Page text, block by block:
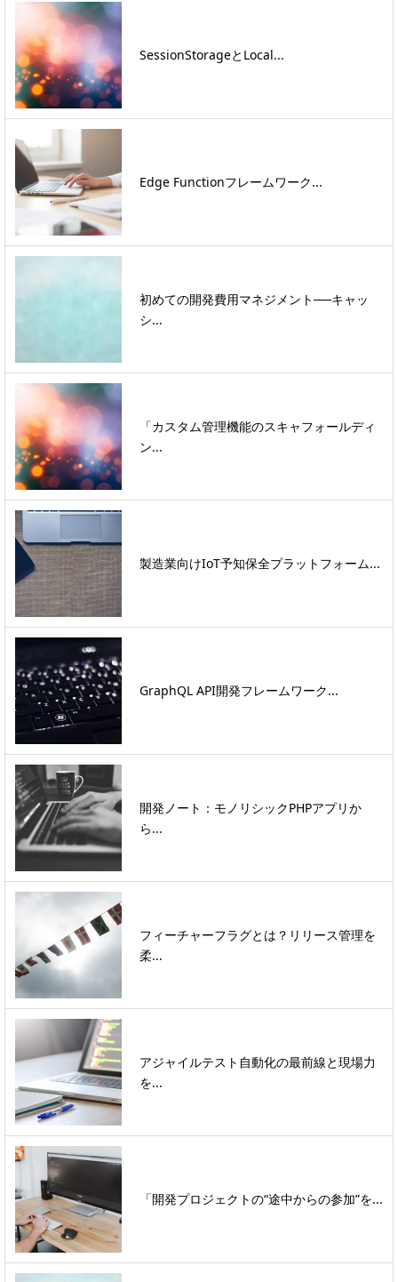
SessionStorageとLocal...
Edge Functionフレームワーク...
初めての開発費用マネジメント──キャッ
シ...
「カスタム管理機能のスキャフォールディ
ン...
製造業向けIoT予知保全プラットフォーム...
GraphQL API開発フレームワーク...
開発ノート：モノリシックPHPアプリか
ら...
フィーチャーフラグとは？リリース管理を
柔...
アジャイルテスト自動化の最前線と現場力
を...
「開発プロジェクトの“途中からの参加”を...